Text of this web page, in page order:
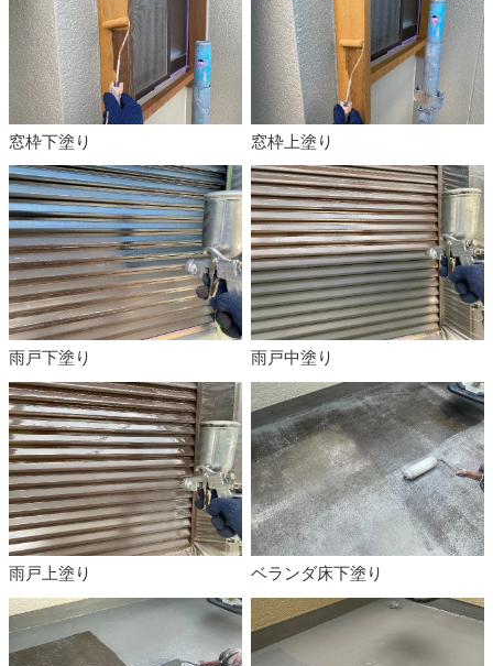
窓枠下塗り 窓枠上塗り
雨戸下塗り 雨戸中塗り
雨戸上塗り ベランダ床下塗り